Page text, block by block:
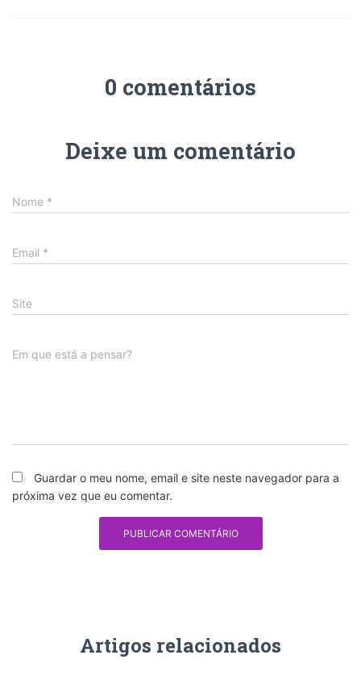
0 comentários
Deixe um comentário
Nome *
Email *
Site
Em que está a pensar?
Guardar o meu nome, email e site neste navegador para a
próxima vez que eu comentar.
Artigos relacionados